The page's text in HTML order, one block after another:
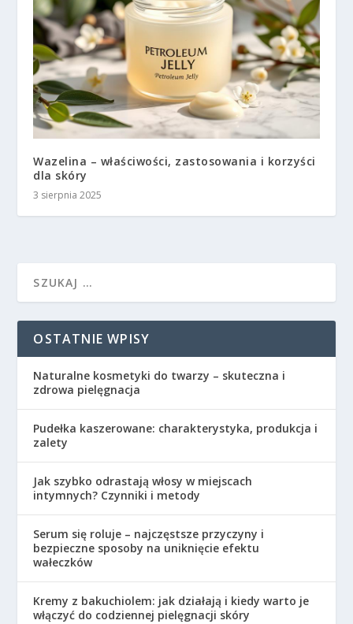
Wazelina – właściwości, zastosowania i korzyści
dla skóry
3 sierpnia 2025
OSTATNIE WPISY
Naturalne kosmetyki do twarzy – skuteczna i
zdrowa pielęgnacja
Pudełka kaszerowane: charakterystyka, produkcja i
zalety
Jak szybko odrastają włosy w miejscach
intymnych? Czynniki i metody
Serum się roluje – najczęstsze przyczyny i
bezpieczne sposoby na uniknięcie efektu
wałeczków
Kremy z bakuchiolem: jak działają i kiedy warto je
włączyć do codziennej pielęgnacji skóry